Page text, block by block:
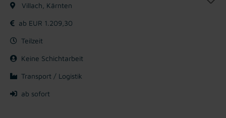
Villach, Kärnten
ab EUR 1.209,30
Teilzeit
Keine Schichtarbeit
Transport / Logistik
ab sofort